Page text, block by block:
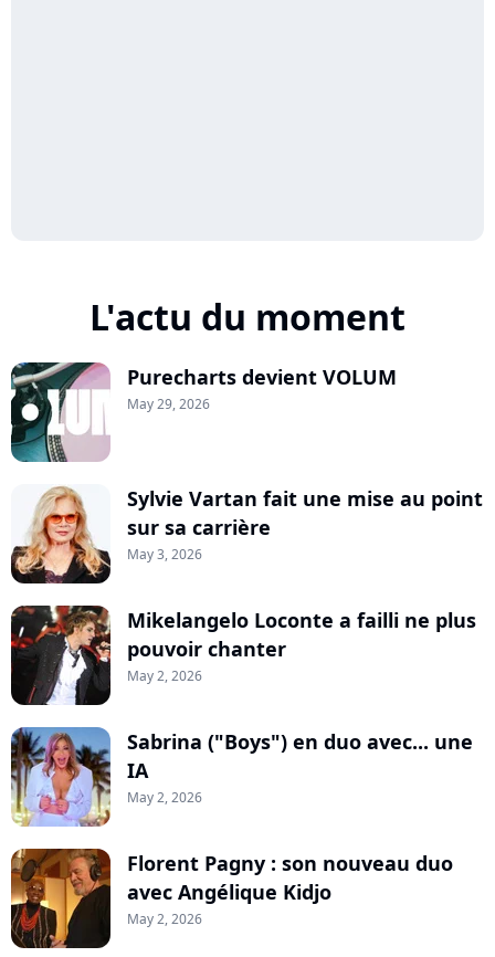
L'actu du moment
Purecharts devient VOLUM
May 29, 2026
Sylvie Vartan fait une mise au point
sur sa carrière
May 3, 2026
Mikelangelo Loconte a failli ne plus
pouvoir chanter
May 2, 2026
Sabrina ("Boys") en duo avec... une
IA
May 2, 2026
Florent Pagny : son nouveau duo
avec Angélique Kidjo
May 2, 2026